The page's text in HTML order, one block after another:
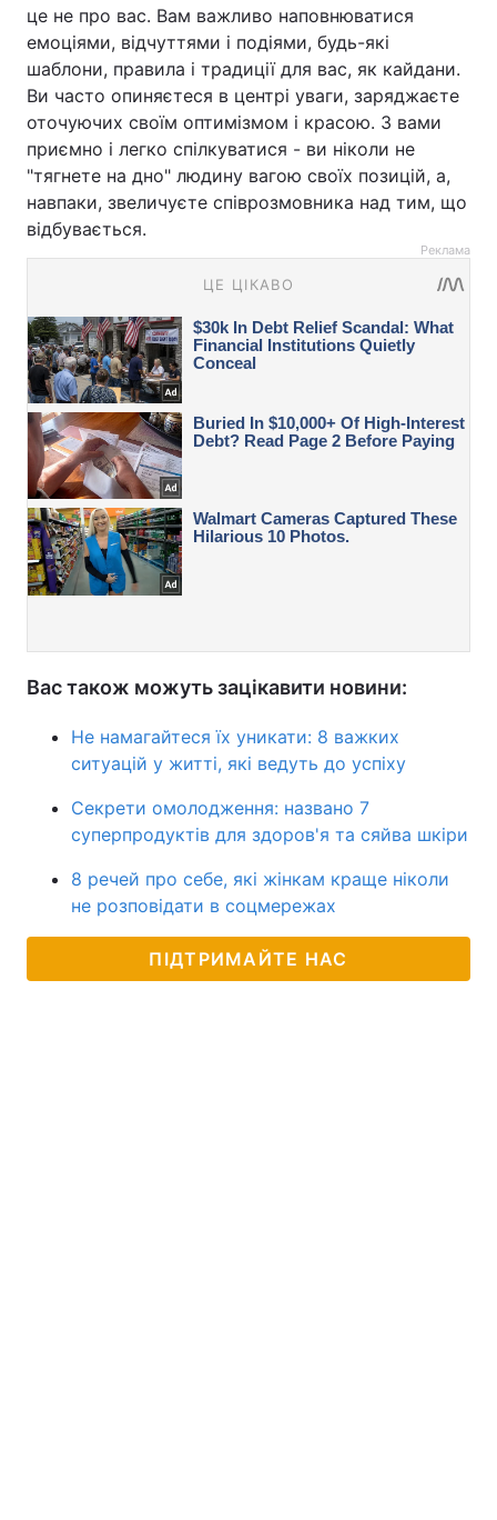
це не про вас. Вам важливо наповнюватися
емоціями, відчуттями і подіями, будь-які
шаблони, правила і традиції для вас, як кайдани.
Ви часто опиняєтеся в центрі уваги, заряджаєте
оточуючих своїм оптимізмом і красою. З вами
приємно і легко спілкуватися - ви ніколи не
"тягнете на дно" людину вагою своїх позицій, а,
навпаки, звеличуєте співрозмовника над тим, що
відбувається.
Реклама
Вас також можуть зацікавити новини:
Не намагайтеся їх уникати: 8 важких
ситуацій у житті, які ведуть до успіху
Секрети омолодження: названо 7
суперпродуктів для здоров'я та сяйва шкіри
8 речей про себе, які жінкам краще ніколи
не розповідати в соцмережах
ПІДТРИМАЙТЕ НАС